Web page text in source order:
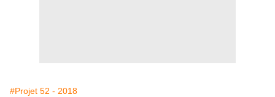
#Projet 52 - 2018